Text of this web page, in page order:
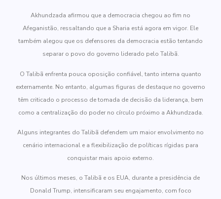
Akhundzada afirmou que a democracia chegou ao fim no
Afeganistão, ressaltando que a Sharia está agora em vigor. Ele
também alegou que os defensores da democracia estão tentando
separar o povo do governo liderado pelo Talibã.
O Talibã enfrenta pouca oposição confiável, tanto interna quanto
externamente. No entanto, algumas figuras de destaque no governo
têm criticado o processo de tomada de decisão da liderança, bem
como a centralização do poder no círculo próximo a Akhundzada.
Alguns integrantes do Talibã defendem um maior envolvimento no
cenário internacional e a flexibilização de políticas rígidas para
conquistar mais apoio externo.
Nos últimos meses, o Talibã e os EUA, durante a presidência de
Donald Trump, intensificaram seu engajamento, com foco